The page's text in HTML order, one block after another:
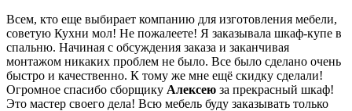
Всем, кто еще выбирает компанию для изготовления мебели,
советую Кухни мол! Не пожалеете! Я заказывала шкаф-купе в
спальню. Начиная с обсуждения заказа и заканчивая
монтажом никаких проблем не было. Все было сделано очень
быстро и качественно. К тому же мне ещё скидку сделали!
Огромное спасибо сборщику Алексею за прекрасный шкаф!
Это мастер своего дела! Всю мебель буду заказывать только